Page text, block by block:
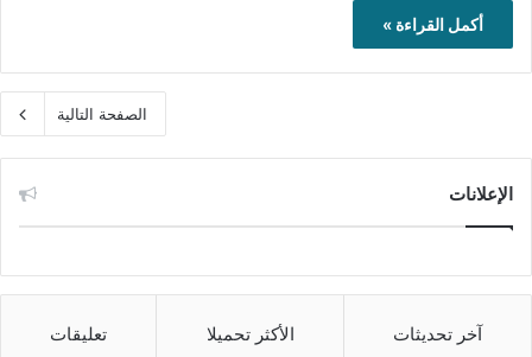
أكمل القراءة »
الصفحة التالية
الإعلانات
آخر تحديثات الأكثر تحميلا تعليقات